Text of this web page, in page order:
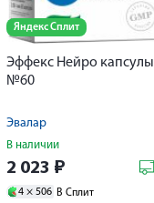
Яндекс Сплит
Эффекс Нейро капсулы
№60
Эвалар
В наличии
2 023 ₽
4 × 506 В Сплит